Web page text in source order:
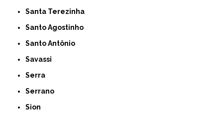
Santa Terezinha
Santo Agostinho
Santo Antônio
Savassi
Serra
Serrano
Sion